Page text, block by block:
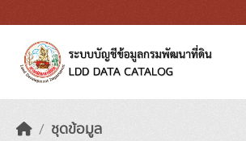
ชุดข้อมูล